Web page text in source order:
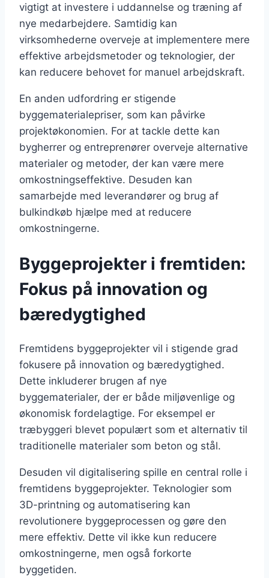
vigtigt at investere i uddannelse og træning af
nye medarbejdere. Samtidig kan
virksomhederne overveje at implementere mere
effektive arbejdsmetoder og teknologier, der
kan reducere behovet for manuel arbejdskraft.
En anden udfordring er stigende
byggematerialepriser, som kan påvirke
projektøkonomien. For at tackle dette kan
bygherrer og entreprenører overveje alternative
materialer og metoder, der kan være mere
omkostningseffektive. Desuden kan
samarbejde med leverandører og brug af
bulkindkøb hjælpe med at reducere
omkostningerne.
Byggeprojekter i fremtiden:
Fokus på innovation og
bæredygtighed
Fremtidens byggeprojekter vil i stigende grad
fokusere på innovation og bæredygtighed.
Dette inkluderer brugen af nye
byggematerialer, der er både miljøvenlige og
økonomisk fordelagtige. For eksempel er
træbyggeri blevet populært som et alternativ til
traditionelle materialer som beton og stål.
Desuden vil digitalisering spille en central rolle i
fremtidens byggeprojekter. Teknologier som
3D-printning og automatisering kan
revolutionere byggeprocessen og gøre den
mere effektiv. Dette vil ikke kun reducere
omkostningerne, men også forkorte
byggetiden.